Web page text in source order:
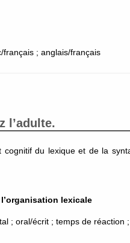
; anglais/français
l’adulte.
du lexique et de la
lexicale
; oral/écrit ; temps de réaction